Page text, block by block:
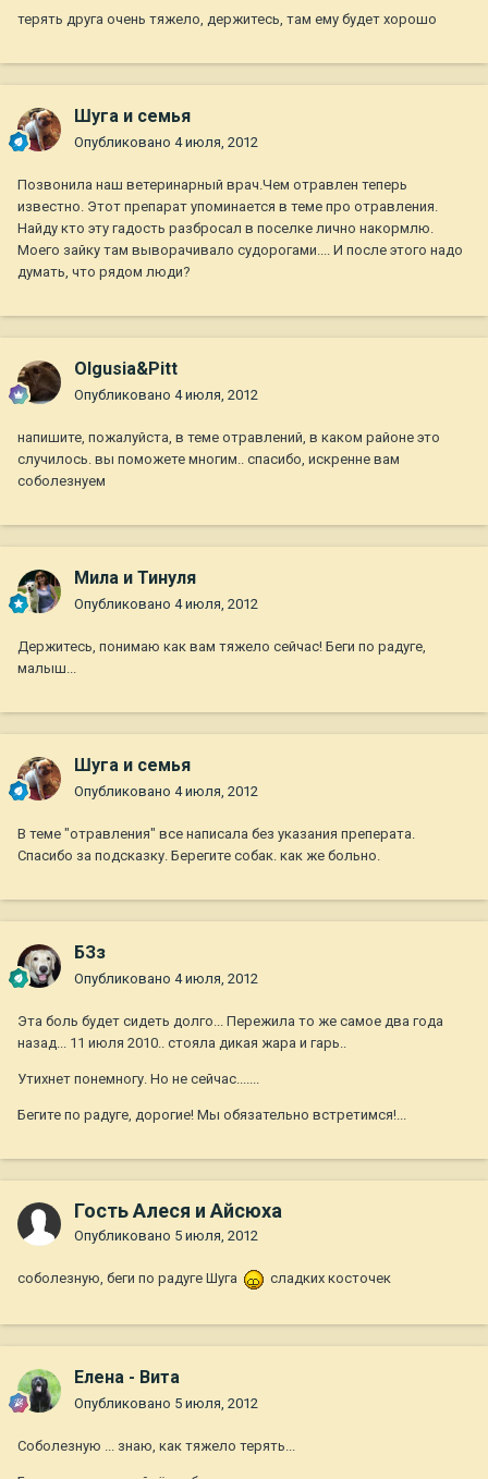
терять друга очень тяжело, держитесь, там ему будет хорошо
Шуга и семья
Опубликовано 4 июля, 2012
Позвонила наш ветеринарный врач.Чем отравлен теперь
известно. Этот препарат упоминается в теме про отравления.
Найду кто эту гадость разбросал в поселке лично накормлю.
Моего зайку там выворачивало судорогами.... И после этого надо
думать, что рядом люди?
Olgusia&Pitt
Опубликовано 4 июля, 2012
напишите, пожалуйста, в теме отравлений, в каком районе это
случилось. вы поможете многим.. спасибо, искренне вам
соболезнуем
Мила и Тинуля
Опубликовано 4 июля, 2012
Держитесь, понимаю как вам тяжело сейчас! Беги по радуге,
малыш...
Шуга и семья
Опубликовано 4 июля, 2012
В теме "отравления" все написала без указания преперата.
Спасибо за подсказку. Берегите собак. как же больно.
БЗз
Опубликовано 4 июля, 2012
Эта боль будет сидеть долго... Пережила то же самое два года
назад... 11 июля 2010.. стояла дикая жара и гарь..
Утихнет понемногу. Но не сейчас.......
Бегите по радуге, дорогие! Мы обязательно встретимся!...
Гость Алеся и Айсюха
Опубликовано 5 июля, 2012
соболезную, беги по радуге Шуга сладких косточек
Елена - Вита
Опубликовано 5 июля, 2012
Соболезную ... знаю, как тяжело терять...